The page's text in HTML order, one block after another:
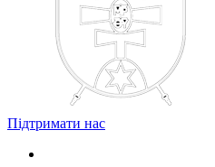
Підтримати нас